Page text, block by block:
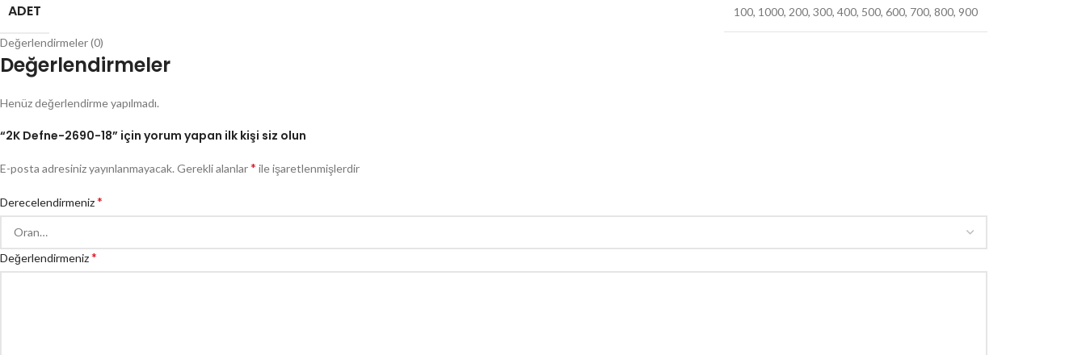
ADET 100, 1000, 200, 300, 400, 500, 600, 700, 800, 900
Değerlendirmeler (0)
Değerlendirmeler
Henüz değerlendirme yapılmadı.
“2K Defne-2690-18” için yorum yapan ilk kişi siz olun
E-posta adresiniz yayınlanmayacak. Gerekli alanlar* ile işaretlenmişlerdir
Derecelendirmeniz*
Değerlendirmeniz*